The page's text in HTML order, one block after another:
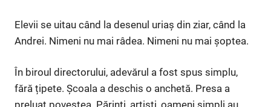
Elevii se uitau când la desenul uriaș din ziar, când la
Andrei. Nimeni nu mai râdea. Nimeni nu mai șoptea.
În biroul directorului, adevărul a fost spus simplu,
fără țipete. Școala a deschis o anchetă. Presa a